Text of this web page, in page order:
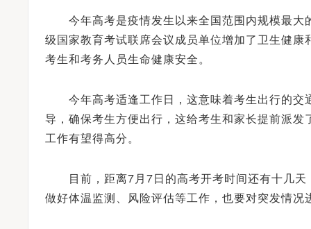
今年高考是疫情发生以来全国范围内规模最大
级国家教育考试联席会议成员单位增加了卫生健
考生和考务人员生命健康安全。
今年高考适逢工作日，这意味着考生出行的交
导，确保考生方便出行，这给考生和家长提前派
工作有望得高分。
目前，距离7月7日的高考开考时间还有十几天
做好体温监测、风险评估等工作，也要对突发情况
2023年高校招生宣传总结及高中、高校新高考生涯发展主题研讨会圆满举行